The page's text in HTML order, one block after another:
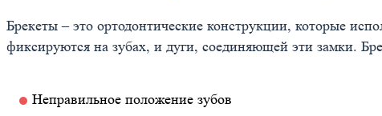
Брекеты – это ортодонтические конструкции, которые
фиксируются на зубах, и дуги, соединяющей эти замки.
Неправильное положение зубов